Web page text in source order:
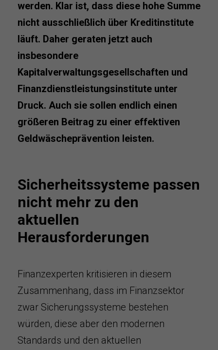
werden. Klar ist, dass diese hohe Summe
nicht ausschließlich über Kreditinstitute
läuft. Daher geraten jetzt auch
insbesondere
Kapitalverwaltungsgesellschaften und
Finanzdienstleistungsinstitute unter
Druck. Auch sie sollen endlich einen
größeren Beitrag zu einer effektiven
Geldwäscheprävention leisten.
Sicherheitssysteme passen
nicht mehr zu den
aktuellen
Herausforderungen
Finanzexperten kritisieren in diesem
Zusammenhang, dass im Finanzsektor
zwar Sicherungssysteme bestehen
würden, diese aber den modernen
Standards und den aktuellen